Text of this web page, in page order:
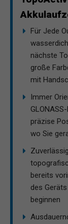
Für Jede
nächste
große
mit
Immer
präzise
wo Sie
bereits
des
beginnen